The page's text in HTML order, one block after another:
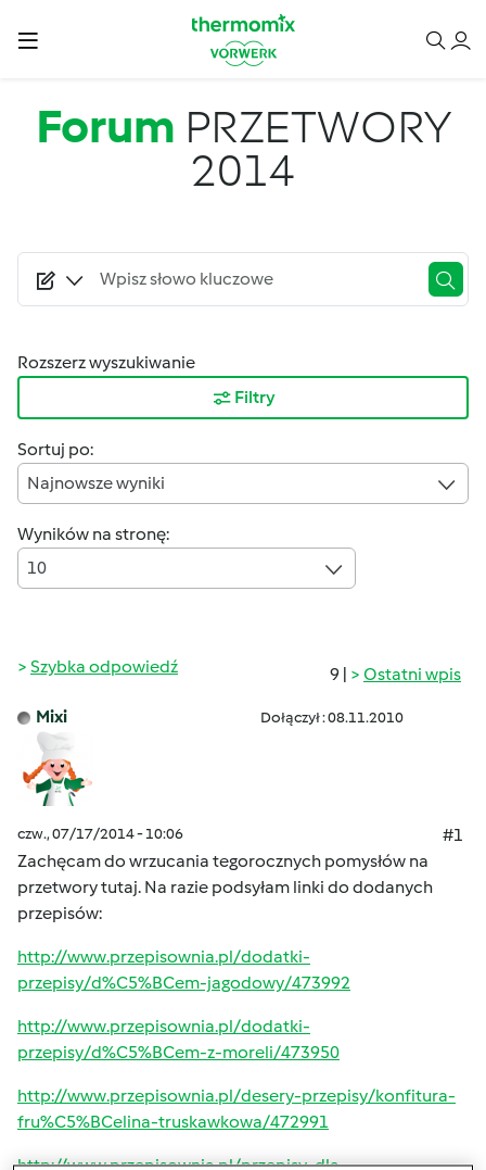
Forum PRZETWORY
2014
Rozszerz wyszukiwanie
Filtry
Sortuj po:
Najnowsze wyniki
Wyników na stronę:
10
9 | Ostatni wpis
Szybka odpowiedź
Mixi Dołączył : 08.11.2010
czw., 07/17/2014 - 10:06
#1
Zachęcam do wrzucania tegorocznych pomysłów na
przetwory tutaj. Na razie podsyłam linki do dodanych
przepisów:
http://www.przepisownia.pl/dodatki-
przepisy/d%C5%BCem-jagodowy/473992
http://www.przepisownia.pl/dodatki-
przepisy/d%C5%BCem-z-moreli/473950
http://www.przepisownia.pl/desery-przepisy/konfitura-
fru%C5%BCelina-truskawkowa/472991
http://www.przepisownia.pl/przepisy-dla-